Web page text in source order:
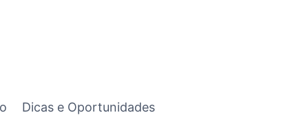
Dicas e Oportunidades